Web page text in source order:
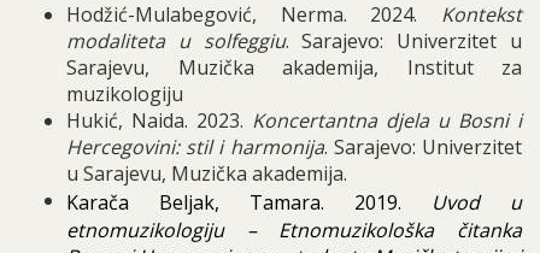
Hodžić-Mulabegović, Nerma. 2024. Kontekst
modaliteta u solfeggiu. Sarajevo: Univerzitet u
Sarajevu, Muzička akademija, Institut za
muzikologiju
Hukić, Naida. 2023. Koncertantna djela u Bosni i
Hercegovini: stil i harmonija. Sarajevo: Univerzitet
u Sarajevu, Muzička akademija.
Karača Beljak, Tamara. 2019. Uvod u
etnomuzikologiju – Etnomuzikološka čitanka